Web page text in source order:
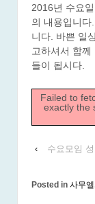
2016년 수요
의 내용입니다
니다. 바쁜 일
고하셔서 함
들이 됩시다.
Failed to
exactly the
‹
수요모임
Posted in 사무